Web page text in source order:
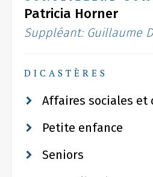
Patricia Horner
Suppléant: Guillaume
DICASTÈRES
Affaires sociales et
Petite enfance
Seniors